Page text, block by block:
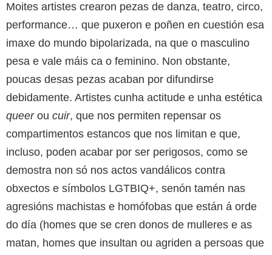
Moites artistes crearon pezas de danza, teatro, circo,
performance… que puxeron e poñen en cuestión esa
imaxe do mundo bipolarizada, na que o masculino
pesa e vale máis ca o feminino. Non obstante,
poucas desas pezas acaban por difundirse
debidamente. Artistes cunha actitude e unha estética
queer ou cuir, que nos permiten repensar os
compartimentos estancos que nos limitan e que,
incluso, poden acabar por ser perigosos, como se
demostra non só nos actos vandálicos contra
obxectos e símbolos LGTBIQ+, senón tamén nas
agresións machistas e homófobas que están á orde
do día (homes que se cren donos de mulleres e as
matan, homes que insultan ou agriden a persoas que